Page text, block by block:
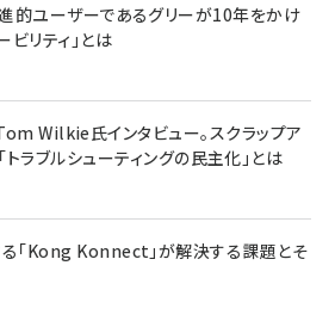
的ユーザーであるグリーが10年をかけ
リティ」とは
Wilkie氏インタビュー。スクラップア
トラブルシューティングの民主化」とは
「Kong Konnect」が解決する課題とそ